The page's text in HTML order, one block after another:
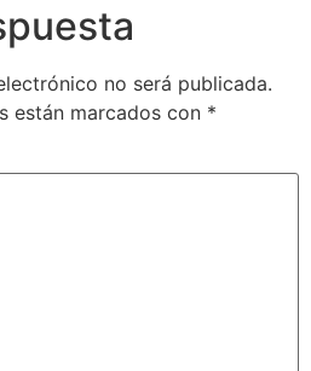
no será publicada.
están marcados con *